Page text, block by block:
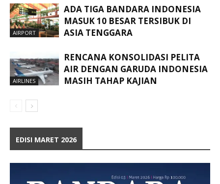
AIRPORT
ADA TIGA BANDARA INDONESIA
MASUK 10 BESAR TERSIBUK DI
ASIA TENGGARA
AIRLINES
RENCANA KONSOLIDASI PELITA
AIR DENGAN GARUDA INDONESIA
MASIH TAHAP KAJIAN
EDISI MARET 2026